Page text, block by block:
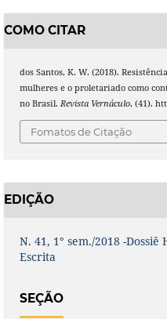
COMO CITAR
dos Santos, K. W. (2018).
mulheres e o proletariado como
no Brasil. Revista Vernáculo, (41).
Fomatos de Citação
EDIÇÃO
N. 41, 1° sem./2018 -
Escrita
SEÇÃO